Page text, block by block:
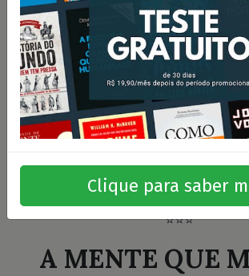
⭐⭐⭐
A MENTE QUE
Clique para saber